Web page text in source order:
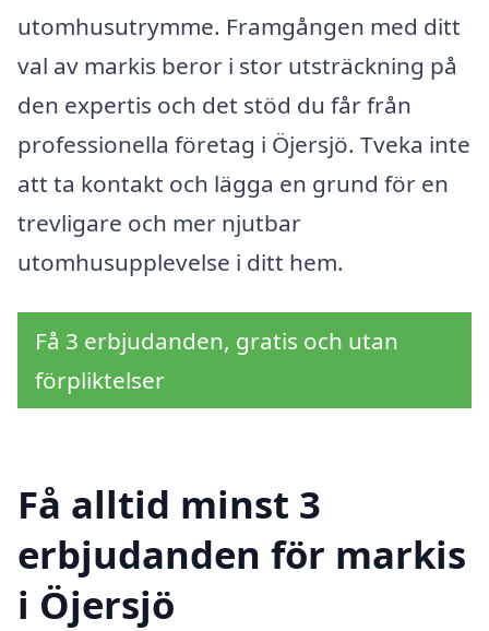
utomhusutrymme. Framgången med ditt
val av markis beror i stor utsträckning på
den expertis och det stöd du får från
professionella företag i Öjersjö. Tveka inte
att ta kontakt och lägga en grund för en
trevligare och mer njutbar
utomhusupplevelse i ditt hem.
Få 3 erbjudanden, gratis och utan
förpliktelser
Få alltid minst 3
erbjudanden för markis
i Öjersjö